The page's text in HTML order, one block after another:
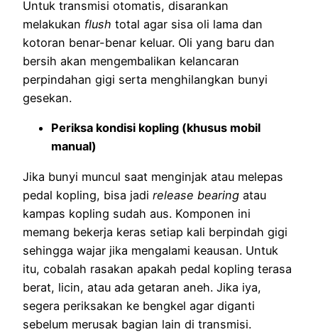
Untuk transmisi otomatis, disarankan
melakukan flush total agar sisa oli lama dan
kotoran benar-benar keluar. Oli yang baru dan
bersih akan mengembalikan kelancaran
perpindahan gigi serta menghilangkan bunyi
gesekan.
Periksa kondisi kopling (khusus mobil
manual)
Jika bunyi muncul saat menginjak atau melepas
pedal kopling, bisa jadi release bearing atau
kampas kopling sudah aus. Komponen ini
memang bekerja keras setiap kali berpindah gigi
sehingga wajar jika mengalami keausan. Untuk
itu, cobalah rasakan apakah pedal kopling terasa
berat, licin, atau ada getaran aneh. Jika iya,
segera periksakan ke bengkel agar diganti
sebelum merusak bagian lain di transmisi.